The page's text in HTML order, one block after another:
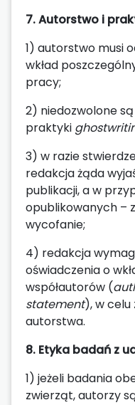
7. Autorstwo i
1) autorstwo musi
wkład
pracy;
2) niedozwolone są
praktyki
3) w razie
redakcja żąda
publikacji, a w
opublikowanych –
wycofanie;
4) redakcja
oświadczenia o
współautorów (
statement), w celu
autorstwa.
8. Etyka badań z
1) jeżeli badania
zwierząt, autorzy